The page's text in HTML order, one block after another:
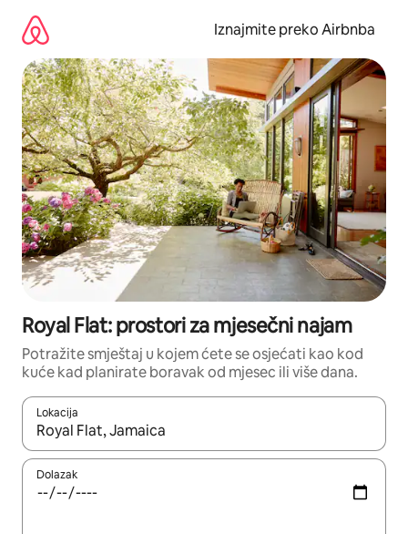
sadržaj
Iznajmite preko Airbnba
Royal Flat: prostori za mjesečni najam
Potražite smještaj u kojem ćete se osjećati kao kod
kuće kad planirate boravak od mjesec ili više dana.
Lokacija
Kada budu dostupni rezultati, moći ćete ih pregledati
Dolazak